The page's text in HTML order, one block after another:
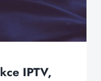
IPTV,